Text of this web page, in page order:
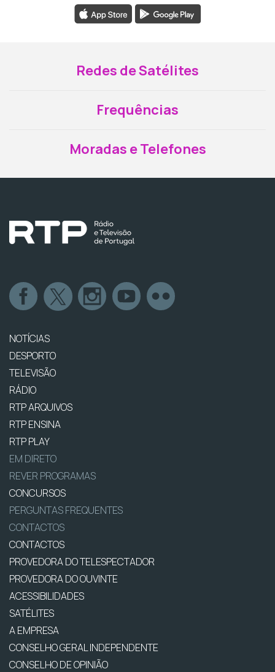
Redes de Satélites
Frequências
Moradas e Telefones
NOTÍCIAS
DESPORTO
TELEVISÃO
RÁDIO
RTP ARQUIVOS
RTP ENSINA
RTP PLAY
EM DIRETO
REVER PROGRAMAS
CONCURSOS
PERGUNTAS FREQUENTES
CONTACTOS
CONTACTOS
PROVEDORA DO TELESPECTADOR
PROVEDORA DO OUVINTE
ACESSIBILIDADES
SATÉLITES
A EMPRESA
CONSELHO GERAL INDEPENDENTE
CONSELHO DE OPINIÃO